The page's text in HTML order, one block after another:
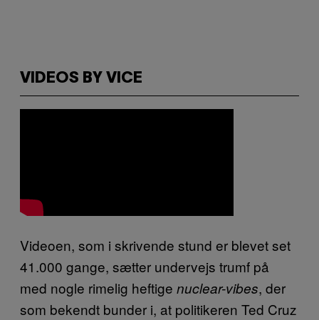
VIDEOS BY VICE
Videoen, som i skrivende stund er blevet set
41.000 gange, sætter undervejs trumf på
med nogle rimelig heftige nuclear-vibes, der
som bekendt bunder i, at politikeren Ted Cruz